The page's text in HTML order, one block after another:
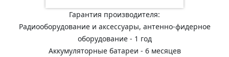
Гарантия производителя:
Радиооборудование и аксессуары, антенно-фидерное
оборудование - 1 год
Аккумуляторные батареи - 6 месяцев